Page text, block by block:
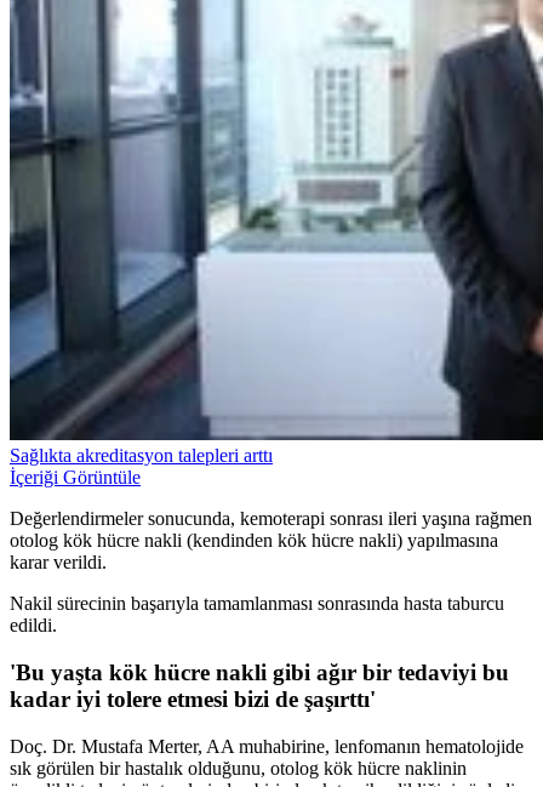
Sağlıkta akreditasyon talepleri arttı
İçeriği Görüntüle
Değerlendirmeler sonucunda, kemoterapi sonrası ileri yaşına rağmen
otolog kök hücre nakli (kendinden kök hücre nakli) yapılmasına
karar verildi.
Nakil sürecinin başarıyla tamamlanması sonrasında hasta taburcu
edildi.
'Bu yaşta kök hücre nakli gibi ağır bir tedaviyi bu
kadar iyi tolere etmesi bizi de şaşırttı'
Doç. Dr. Mustafa Merter, AA muhabirine, lenfomanın hematolojide
sık görülen bir hastalık olduğunu, otolog kök hücre naklinin